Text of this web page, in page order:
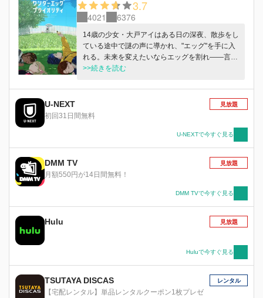
3.7
4021 6376
14歳の少女・大戸アイはある日の深夜、散歩をし
ている途中で謎の声に導かれ、"エッグ"を手に入
れる。未来を変えたいならエッグを割れ――言わ
れるままにエッグを割ったアイを待っているもの
青春が紡がれる。
>>続きを読む
U-NEXT
初回31日間無料
見放題
U-NEXTで今すぐ見る
DMM TV
月額550円が14日間無料！
見放題
DMM TVで今すぐ見る
Hulu 見放題
Huluで今すぐ見る
TSUTAYA DISCAS
【宅配レンタル】単品レンタルクーポン1枚プレゼ
レンタル